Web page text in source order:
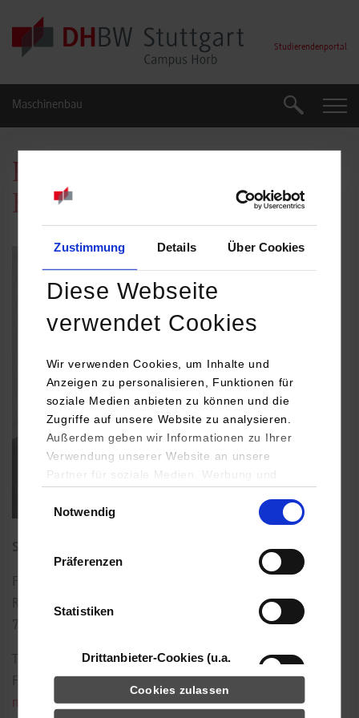
Zustimmung Details Über Cookies
Diese Webseite
verwendet Cookies
Wir verwenden Cookies, um Inhalte und
Anzeigen zu personalisieren, Funktionen für
soziale Medien anbieten zu können und die
Zugriffe auf unsere Website zu analysieren.
Außerdem geben wir Informationen zu Ihrer
Verwendung unserer Website an unsere
Partner für soziale Medien, Werbung und
YouTube, Google Maps) führen diese
Daten zusammen, die Sie ihnen bereitgestellt
haben oder die sie im Rahmen Ihrer Nutzung
Notwendig
Präferenzen
Statistiken
Drittanbieter-Cookies (u.a.
YouTube, Google Maps)
Cookies zulassen
Skip to main content
Studierendenportal
Maschinenbau Suche
Prof. Dr.-Ing. Michael
Kornhaas
Studiengangsleitung
Florianstraße 15
Raum: 008
72160
07451/521-238
Fax: 07451/521-139
m.kornhaas@hb.dhbw-stuttgart.de